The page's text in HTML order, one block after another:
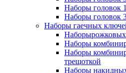
Наборы головок
Наборы головок
Наборы гаечных
Наборы
Наборы
трещоткой
Наборы